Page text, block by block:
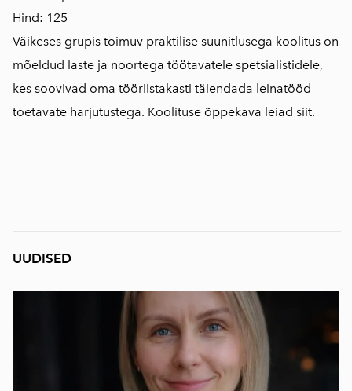
Hind: 125
Väikeses grupis toimuv praktilise suunitlusega koolitus on
mõeldud laste ja noortega töötavatele spetsialistidele,
kes soovivad oma tööriistakasti täiendada leinatööd
toetavate harjutustega. Koolituse õppekava leiad siit.
UUDISED